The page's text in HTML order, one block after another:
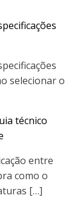
selecionar o
técnico
entre
como o
[…]